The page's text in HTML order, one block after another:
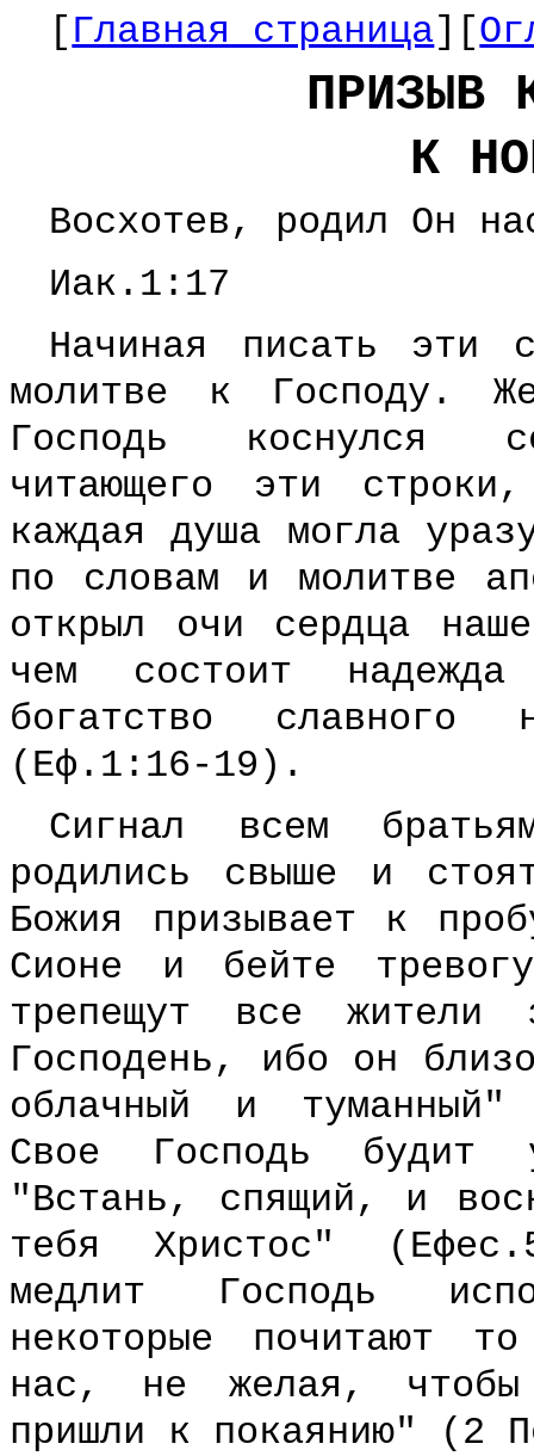
[Главная страница][
ПРИЗЫВ
К
Восхотев, родил Он
Иак.1:17
Начиная писать эти
молитве к Господу.
Господь коснулся
читающего эти
каждая душа могла
по словам и молитве
открыл очи сердца
чем состоит
богатство
(Еф.1:16-19).
Сигнал всем
родились свыше и
Божия призывает к
Сионе и бейте
трепещут все жители
Господень, ибо он
облачный и
Свое Господь будит
"Встань, спящий, и
тебя Христос"
медлит Господь
некоторые почитают
нас, не желая,
пришли к покаянию" (2